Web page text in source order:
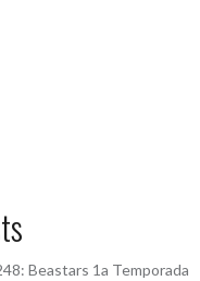
Beastars 1a Temporada